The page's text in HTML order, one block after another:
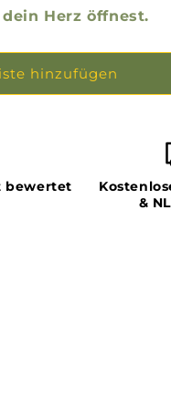
Herz öffnest.
hinzufügen
bewertet
&